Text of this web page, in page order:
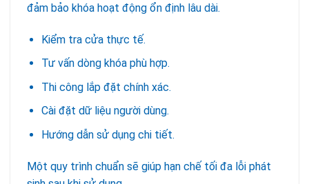
đảm bảo khóa hoạt động ổn định lâu dài.
Kiểm tra cửa thực tế.
Tư vấn dòng khóa phù hợp.
Thi công lắp đặt chính xác.
Cài đặt dữ liệu người dùng.
Hướng dẫn sử dụng chi tiết.
Một quy trình chuẩn sẽ giúp hạn chế tối đa lỗi phát